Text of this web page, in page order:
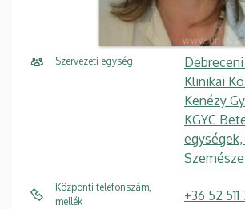
Szervezeti egység
Klinikai
Kenézy
KGYC
Központi telefonszám,
mellék
+36 52 511